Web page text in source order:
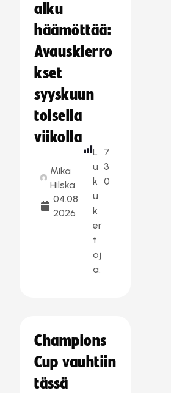
alku
häämöttää:
Avauskierro
kset
syyskuun
toisella
viikolla
Mika
Hilska
04.08.
2026
L
u
k
u
k
er
t
oj
a:
7
3
0
Champions
Cup vauhtiin
tässä